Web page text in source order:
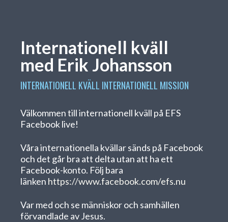
Internationell kväll
med Erik Johansson
INTERNATIONELL KVÄLL INTERNATIONELL MISSION
Välkommen till internationell kväll på EFS
Facebook live!
Våra internationella kvällar sänds på Facebook
och det går bra att delta utan att ha ett
Facebook-konto. Följ bara
länken https://www.facebook.com/efs.nu
Var med och se människor och samhällen
förvandlade av Jesus.